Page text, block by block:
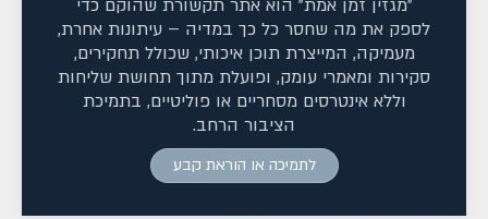
"מגזין זמן אמת" הוא אתר תקשורת שהוקם כדי
לספק את מה שחסר כל כך במדיה – עיתונות אחרת,
מעמיקה, המייצרת תוכן איכותי, שכולל תחקירים,
סקירות ומאמרי עומק, ופועלת מתוך תחושת שליחות
וללא אינטרסים מסחריים או פוליטיים, בתמיכת
הציבור הרחב.
לתמיכה או הוראת קבע